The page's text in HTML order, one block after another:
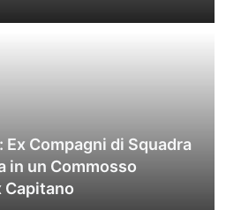
Ex Compagni di Squadra
in un Commosso
Capitano